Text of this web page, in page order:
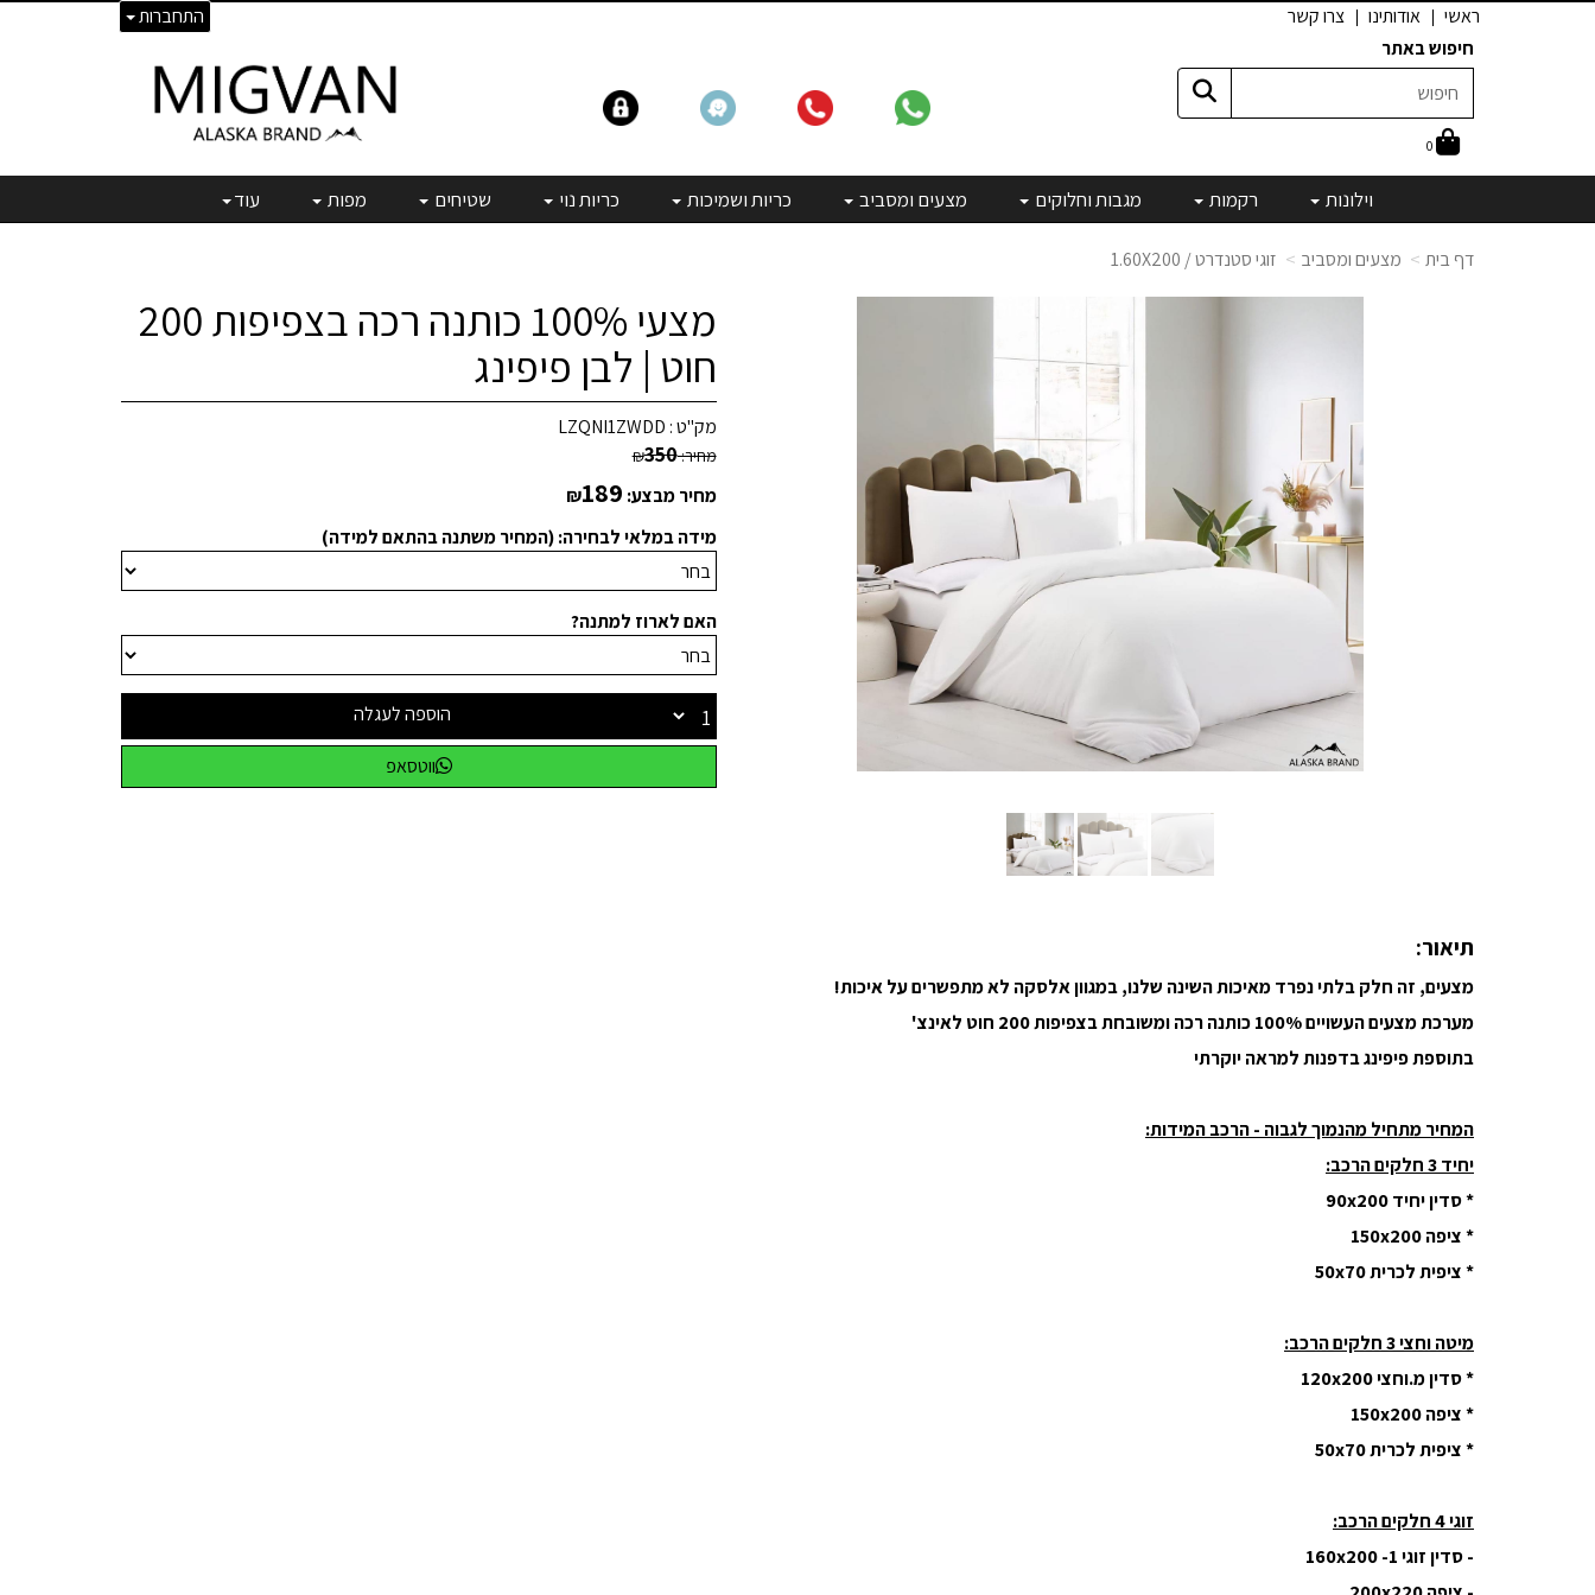
התחברות ראשי אודותינו
צרו קשר
חיפוש באתר
0
וילונות רקמות מגבות וחלוקים מצעים ומסביב כריות ושמיכות כריות נוי שטיחים מפות עוד
דף בית מצעים ומסביב זוגי סטנדרט / 1.60X200
מצעי 100% כותנה רכה בצפיפות 200
חוט | לבן פיפינג
מק"ט : LZQNI1ZWDD
מחיר: ₪350
מחיר מבצע: ₪189
מידה במלאי לבחירה: (המחיר משתנה בהתאם למידה)
האם לארוז למתנה?
הוספה לעגלה
ווטסאפ
תיאור:
מצעים, זה חלק בלתי נפרד מאיכות השינה שלנו, במגוון אלסקה לא מתפשרים על איכות!
מערכת מצעים העשויים 100% כותנה רכה ומשובחת בצפיפות 200 חוט לאינצ'
בתוספת פיפינג בדפנות למראה יוקרתי
המחיר מתחיל מהנמוך לגבוה - הרכב המידות:
יחיד 3 חלקים הרכב:
* סדין יחיד 90x200
* ציפה 150x200
* ציפית לכרית 50x70
מיטה וחצי 3 חלקים הרכב:
* סדין מ.וחצי 120x200
* ציפה 150x200
* ציפית לכרית 50x70
זוגי 4 חלקים הרכב:
- סדין זוגי 160x200 -1